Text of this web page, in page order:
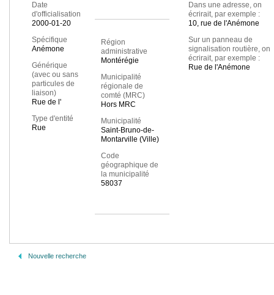
Date
d'officialisation
2000-01-20
Spécifique
Anémone
Générique
(avec ou sans
particules de
liaison)
Rue de l'
Type d'entité
Rue
Région
administrative
Montérégie
Municipalité
régionale de
comté (MRC)
Hors MRC
Municipalité
Saint-Bruno-de-
Montarville (Ville)
Code
géographique de
la municipalité
58037
Dans une adresse, on
écrirait, par exemple :
10, rue de l'Anémone
Sur un panneau de
signalisation routière, on
écrirait, par exemple :
Rue de l'Anémone
Nouvelle recherche